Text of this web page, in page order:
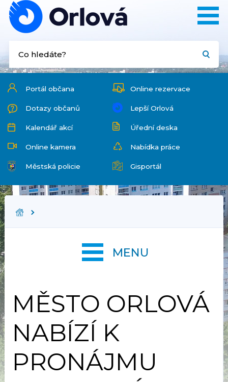
Portál občana Online rezervace
Dotazy občanů Lepší Orlová
Kalendář akcí Úřední deska
Online kamera Nabídka práce
Městská policie Gisportál
MĚSTO ORLOVÁ
NABÍZÍ K
PRONÁJMU
MENU